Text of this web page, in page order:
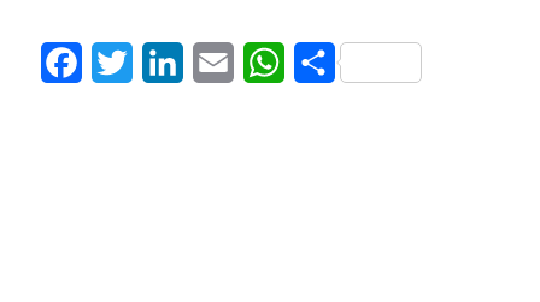
FacebookTwitter LinkedInEmail WhatsApp
Share